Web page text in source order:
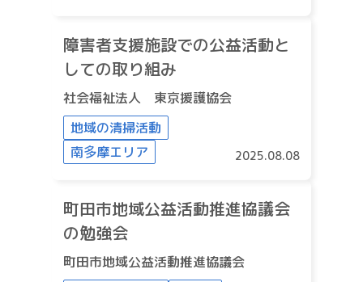
障害者支援施設での公益活動と
しての取り組み
社会福祉法人 東京援護協会
地域の清掃活動
南多摩エリア
2025.08.08
町田市地域公益活動推進協議会
の勉強会
町田市地域公益活動推進協議会